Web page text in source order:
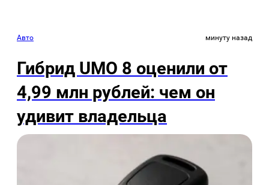
Авто минуту назад
Гибрид UMO 8 оценили от
4,99 млн рублей: чем он
удивит владельца